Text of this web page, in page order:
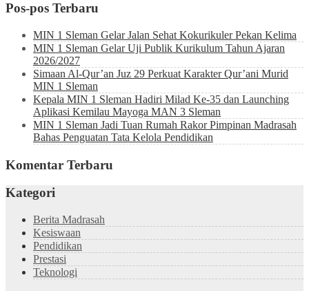
Pos-pos Terbaru
MIN 1 Sleman Gelar Jalan Sehat Kokurikuler Pekan Kelima
MIN 1 Sleman Gelar Uji Publik Kurikulum Tahun Ajaran
2026/2027
Simaan Al-Qur’an Juz 29 Perkuat Karakter Qur’ani Murid
MIN 1 Sleman
Kepala MIN 1 Sleman Hadiri Milad Ke-35 dan Launching
Aplikasi Kemilau Mayoga MAN 3 Sleman
MIN 1 Sleman Jadi Tuan Rumah Rakor Pimpinan Madrasah
Bahas Penguatan Tata Kelola Pendidikan
Komentar Terbaru
Kategori
Berita Madrasah
Kesiswaan
Pendidikan
Prestasi
Teknologi